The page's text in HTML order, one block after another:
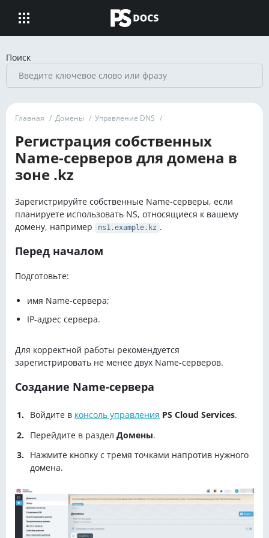
Поиск
Главная / Домены / Управление DNS /
Регистрация собственных
Name-серверов для домена в
зоне .kz
Зарегистрируйте собственные Name-серверы, если
планируете использовать NS, относящиеся к вашему
домену, например
ns1.example.kz .
Перед началом
Подготовьте:
имя Name-сервера;
IP-адрес сервера.
Для корректной работы рекомендуется
зарегистрировать не менее двух Name-серверов.
Создание Name-сервера
Войдите в консоль управления PS Cloud Services.
Перейдите в раздел Домены.
Нажмите кнопку с тремя точками напротив нужного
домена.